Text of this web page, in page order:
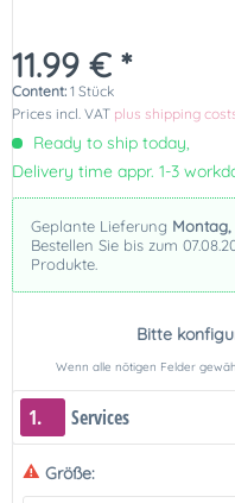
11.99 € *
Content: 1 Stück
Prices incl. VAT plus shipping
Ready to ship today,
Delivery time appr. 1-3
Geplante Lieferung Montag,
Bestellen Sie bis zum
Produkte.
Bitte
Wenn alle nötigen Felder
1. Services
Größe: